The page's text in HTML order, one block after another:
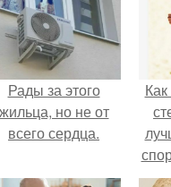
Рады за этого
жильца, но не от
всего сердца.